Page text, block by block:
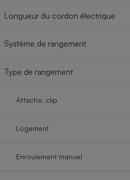
Longueur du cordon électrique
Système de rangement
Type de rangement
Attache, clip
Logement
Enroulement manuel